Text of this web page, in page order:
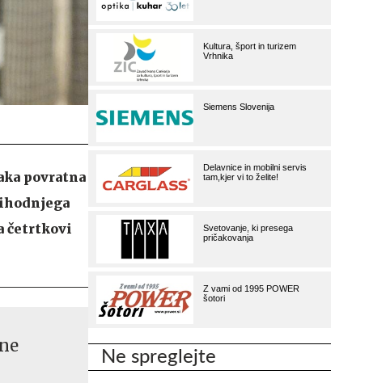
povratna
četrtkovi
Ne spreglejte